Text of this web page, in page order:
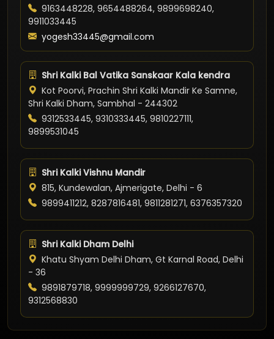
9163448228, 9654488264, 9899698240,
9911033445
yogesh33445@gmail.com
Shri Kalki Bal Vatika Sanskaar Kala kendra
Kot Poorvi, Prachin Shri Kalki Mandir Ke Samne,
Shri Kalki Dham, Sambhal - 244302
9312533445, 9310333445, 9810227111,
9899531045
Shri Kalki Vishnu Mandir
815, Kundewalan, Ajmerigate, Delhi - 6
9899411212, 8287816481, 9811281271, 6376357320
Shri Kalki Dham Delhi
Khatu Shyam Delhi Dham, Gt Karnal Road, Delhi
- 36
9891879718, 9999999729, 9266127670,
9312568830